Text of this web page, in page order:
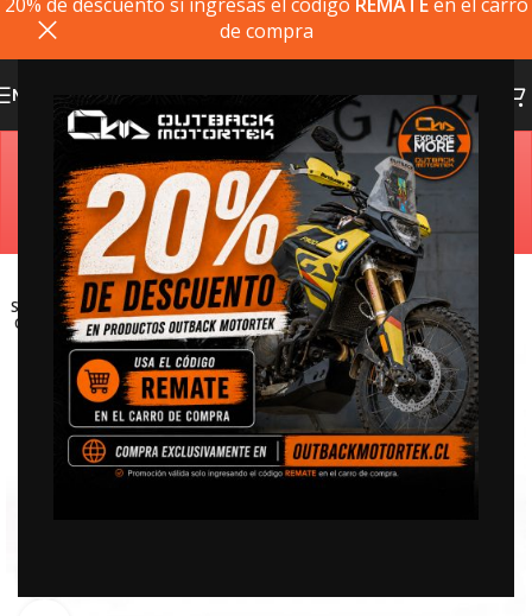
de compra
MENU
Estimado cliente, si el producto que busca no está
disponible, puede comprarlo directamente en
outbackmotortek.com
SOLD
OUT